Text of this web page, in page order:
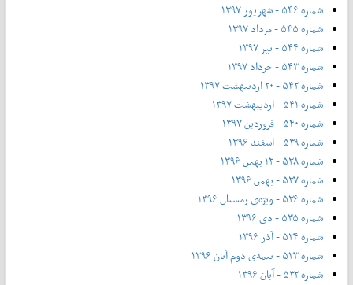
شماره ۵۴۶ - شهریور ۱۳۹۷
شماره ۵۴۵ - مرداد ۱۳۹۷
شماره ۵۴۴ - تیر ۱۳۹۷
شماره ۵۴۳ - خرداد ۱۳۹۷
شماره ۵۴۲ - ۲۰ اردیبهشت ۱۳۹۷
شماره ۵۴۱ - اردیبهشت ۱۳۹۷
شماره ۵۴۰ - فروردین ۱۳۹۷
شماره ۵۳۹ - اسفند ۱۳۹۶
شماره ۵۳۸ - ۱۲ بهمن ۱۳۹۶
شماره ۵۳۷ - بهمن ۱۳۹۶
شماره ۵۳۶ - ویژه‌ی زمستان ۱۳۹۶
شماره ۵۳۵ - دی ۱۳۹۶
شماره ۵۳۴ - آذر ۱۳۹۶
شماره ۵۳۳ - نیمه‌ی دوم آبان ۱۳۹۶
شماره ۵۳۲ - آبان ۱۳۹۶